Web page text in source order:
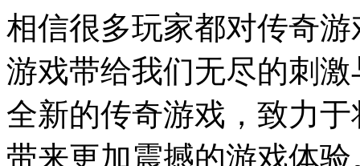
相信很多玩家都对传奇
游戏带给我们无尽的刺
全新的传奇游戏，致力
带来更加震撼的游戏体验